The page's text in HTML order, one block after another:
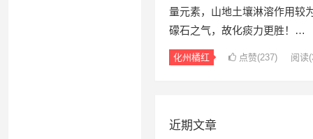
量元素，山地土壤淋溶作用较
礞石之气，故化痰力更胜！…
化州橘红 点赞(237) 阅读
近期文章